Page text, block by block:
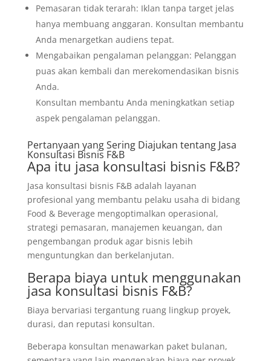
Pemasaran tidak terarah: Iklan tanpa target jelas
hanya membuang anggaran. Konsultan membantu
Anda menargetkan audiens tepat.
Mengabaikan pengalaman pelanggan: Pelanggan
puas akan kembali dan merekomendasikan bisnis
Anda.
Konsultan membantu Anda meningkatkan setiap
aspek pengalaman pelanggan.
Pertanyaan yang Sering Diajukan tentang Jasa
Konsultasi Bisnis F&B
Apa itu jasa konsultasi bisnis F&B?
Jasa konsultasi bisnis F&B adalah layanan
profesional yang membantu pelaku usaha di bidang
Food & Beverage mengoptimalkan operasional,
strategi pemasaran, manajemen keuangan, dan
pengembangan produk agar bisnis lebih
menguntungkan dan berkelanjutan.
Berapa biaya untuk menggunakan
jasa konsultasi bisnis F&B?
Biaya bervariasi tergantung ruang lingkup proyek,
durasi, dan reputasi konsultan.
Beberapa konsultan menawarkan paket bulanan,